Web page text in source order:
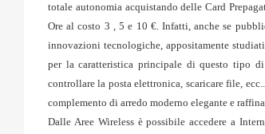
totale autonomia acquistando delle Card
Ore al costo 3 , 5 e 10 €. Infatti, anche se
innovazioni tecnologiche, appositamente
per la caratteristica principale di questo tipo
controllare la posta elettronica, scaricare file,
complemento di arredo moderno elegante e
Dalle Aree Wireless è possibile accedere a